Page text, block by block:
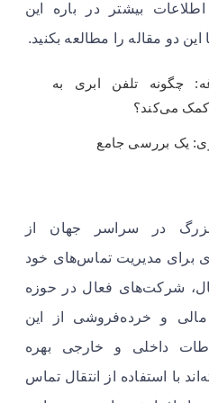
بیشتر در باره این
دو مقاله را مطالعه بکنید.
چگونه تلفن ابری به
می‌کند؟
یک بررسی جامع
در سراسر جهان از
برای مدیریت تماس‌های خود
شرکت‌های فعال در حوزه
و خرده‌فروشی از این
داخلی و خارجی بهره
با استفاده از انتقال تماس